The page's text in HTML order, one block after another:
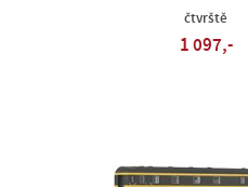
čtvrště
1 097,-